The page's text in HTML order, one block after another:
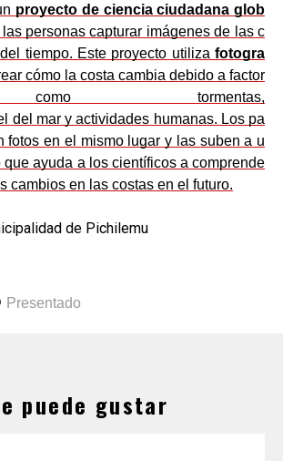
proyecto de ciencia ciudadana glob
personas capturar imágenes de las c
tiempo. Este proyecto utiliza fotogra
cómo la costa cambia debido a factor
tormentas,
del mar y actividades humanas. Los pa
fotos en el mismo lugar y las suben a u
que ayuda a los científicos a comprende
cambios en las costas en el futuro.
de Pichilemu
Presentado
puede gustar